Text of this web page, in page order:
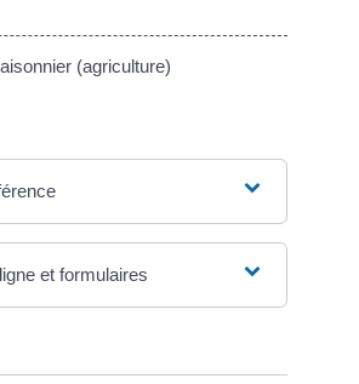
(agriculture)
et formulaires